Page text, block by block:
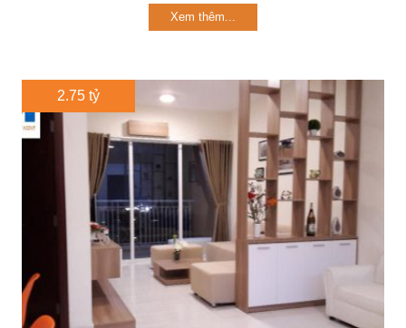
Xem thêm...
2.75 tỷ